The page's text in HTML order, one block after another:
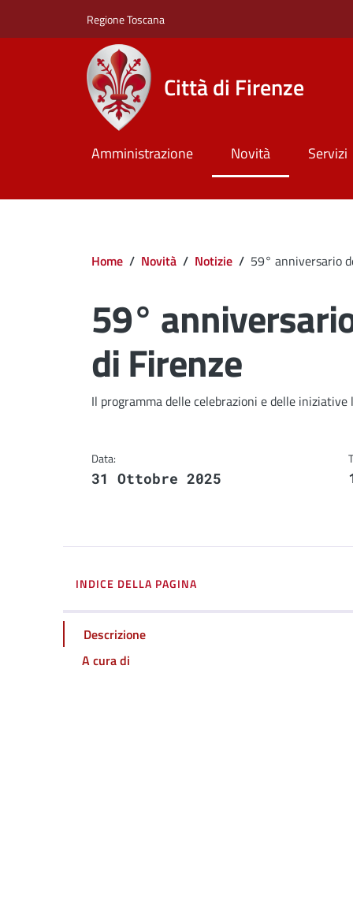
Regione Toscana
Città di Firenze
Amministrazione Novità Servizi
Briciole di pane
Home / Novità / Notizie / 59° anniversario
59°
di Firenze
Dettagli
Descrizione breve
Il programma delle celebrazioni e delle
Data:
31 Ottobre 2025
INDICE DELLA PAGINA
Descrizione
A cura di